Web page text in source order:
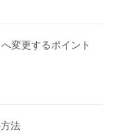
変更するポイント
法